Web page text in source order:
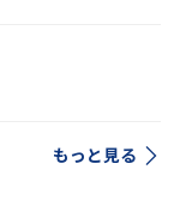
もっと見る